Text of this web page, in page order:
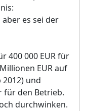
es sei der
400 000 EUR für
EUR auf
und
für den Betrieb.
durchwinken.